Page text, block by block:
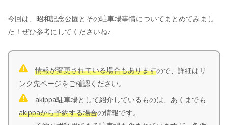
今回は、昭和記念公園とその駐車場事情についてまとめてみまし
た！ぜひ参考にしてくださいね♪
情報が変更されている場合もありますので、詳細はリ
ンク先ページをご確認ください。
akippa駐車場として紹介しているものは、あくまでも
akippaから予約する場合の情報です。